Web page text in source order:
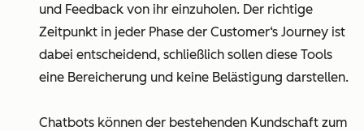
und Feedback von ihr einzuholen. Der richtige
Zeitpunkt in jeder Phase der Customer‘s Journey ist
dabei entscheidend, schließlich sollen diese Tools
eine Bereicherung und keine Belästigung darstellen.
Chatbots können der bestehenden Kundschaft zum